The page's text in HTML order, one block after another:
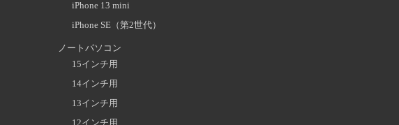
iPhone 13 mini
iPhone SE（第2世代）
ノートパソコン
15インチ用
14インチ用
13インチ用